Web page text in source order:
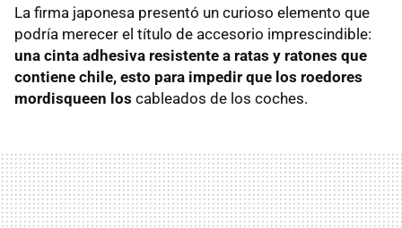
La firma japonesa presentó un curioso elemento que
podría merecer el título de accesorio imprescindible:
una cinta adhesiva resistente a ratas y ratones que
contiene chile, esto para impedir que los roedores
mordisqueen los cableados de los coches.